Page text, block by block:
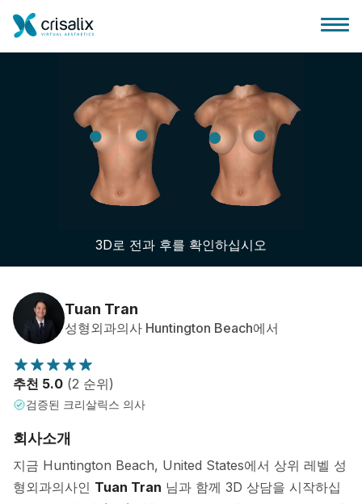
3D 비즈니스 플랫폼
환자 후기
3D로 전과 후를 확인하십시오
Tuan Tran
성형외과의사 Huntington Beach에서
추천 5.0 (2 순위)
검증된 크리살릭스 의사
회사소개
지금 Huntington Beach, United States에서 상위 레벨 성
형외과의사인 Tuan Tran 님과 함께 3D 상담을 시작하십